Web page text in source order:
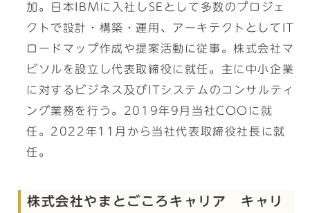
加。日本IBMに入社しSEとして多数のプロジェ
クトで設計・構築・運用、アーキテクトとしてIT
ロードマップ作成や提案活動に従事。株式会社マ
ビソルを設立し代表取締役に就任。主に中小企業
に対するビジネス及びITシステムのコンサルティ
ング業務を行う。2019年9月当社COOに就
任。2022年11月から当社代表取締役社長に就
任。
株式会社やまとごころキャリア キャリ